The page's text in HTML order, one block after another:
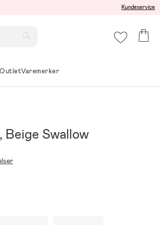
Kundeservice
OutletVaremerker
Swallow